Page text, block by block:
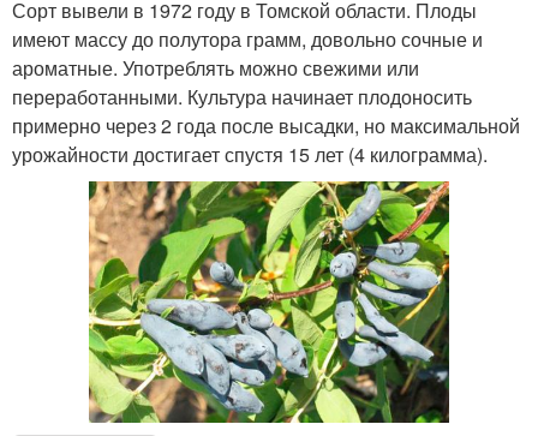
Сорт вывели в 1972 году в Томской области. Плоды
имеют массу до полутора грамм, довольно сочные и
ароматные. Употреблять можно свежими или
переработанными. Культура начинает плодоносить
примерно через 2 года после высадки, но максимальной
урожайности достигает спустя 15 лет (4 килограмма).